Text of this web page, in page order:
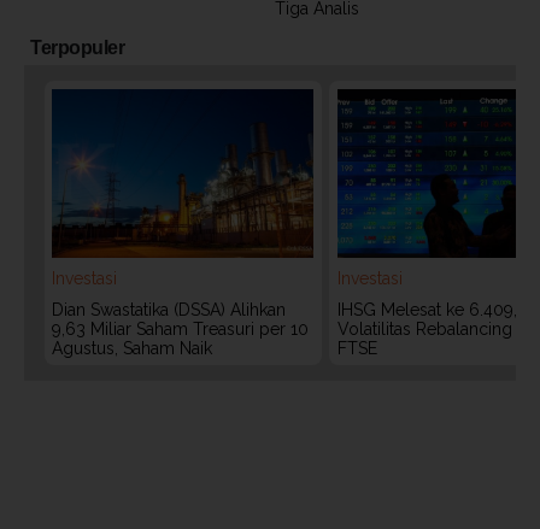
Tiga Analis
Terpopuler
Investasi
Dian Swastatika (DSSA) Alihkan
9,63 Miliar Saham Treasuri per 10
Agustus, Saham Naik
Investasi
IHSG Melesat ke 6.409,
Volatilitas Rebalancing
FTSE